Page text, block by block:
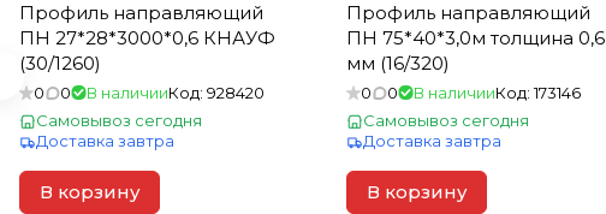
Профиль направляющий
ПН 27*28*3000*0,6 КНАУФ
(30/1260)
0 0 В наличииКод: 928420
Самовывоз сегодня
Доставка завтра
В корзину
Профиль направляющий
ПН 75*40*3,0м толщина 0,6
мм (16/320)
0 0 В наличииКод:173146
Самовывоз сегодня
Доставка завтра
В корзину